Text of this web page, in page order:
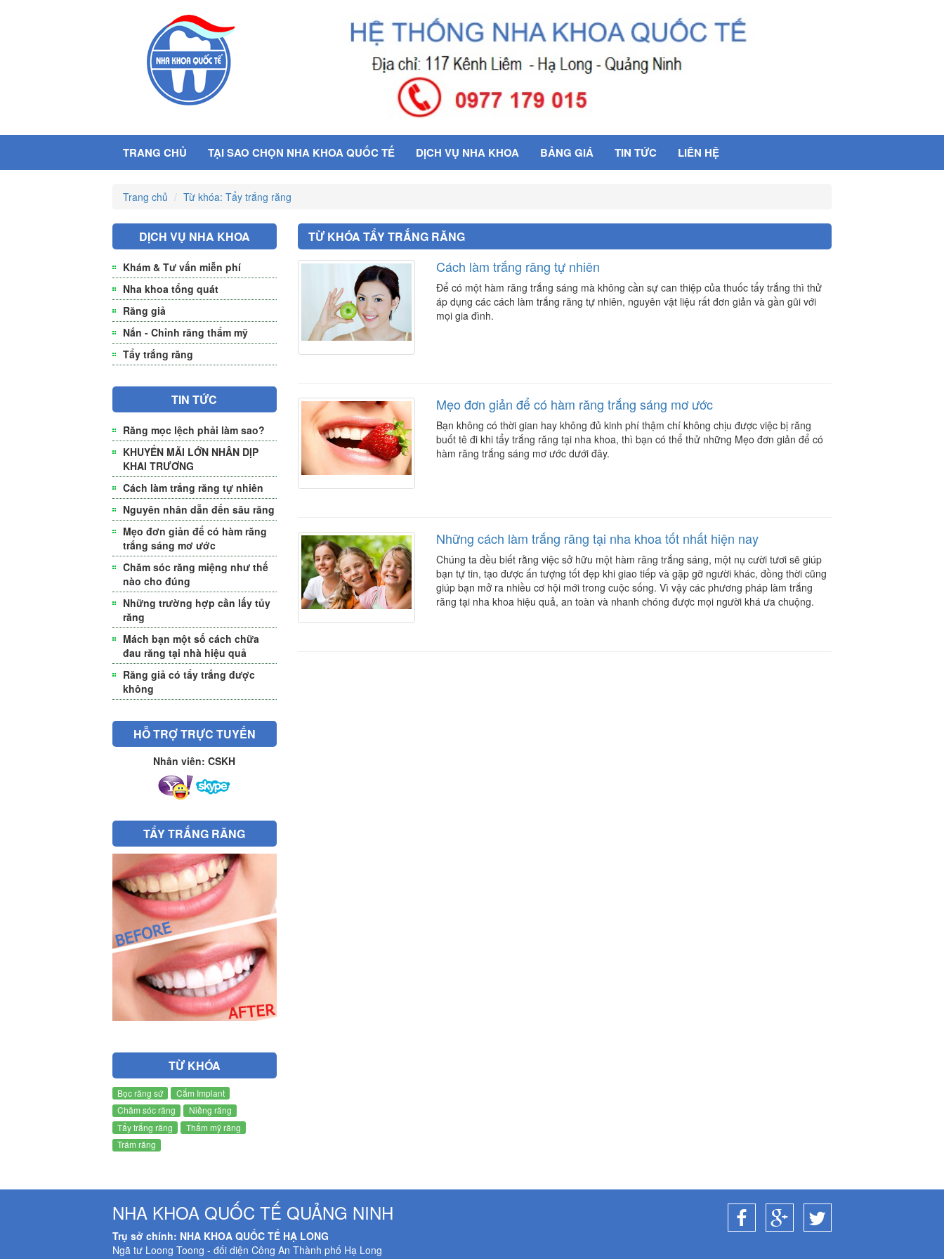
TRANG CHỦ TẠI SAO CHỌN NHA KHOA QUỐC TẾ DỊCH VỤ NHA KHOA BẢNG GIÁ TIN TỨC LIÊN HỆ
Trang chủ Từ khóa: Tẩy trắng răng
DỊCH VỤ NHA KHOA
Khám & Tư vấn miễn phí
Nha khoa tổng quát
Răng giả
Nắn - Chỉnh răng thẩm mỹ
Tẩy trắng răng
TIN TỨC
Răng mọc lệch phải làm sao?
KHUYẾN MÃI LỚN NHÂN DỊP
KHAI TRƯƠNG
Cách làm trắng răng tự nhiên
Nguyên nhân dẫn đến sâu răng
Mẹo đơn giản để có hàm răng
trắng sáng mơ ước
Chăm sóc răng miệng như thế
nào cho đúng
Những trường hợp cần lấy tủy
răng
Mách bạn một số cách chữa
đau răng tại nhà hiệu quả
Răng giả có tẩy trắng được
không
HỖ TRỢ TRỰC TUYẾN
Nhân viên: CSKH
TẨY TRẮNG RĂNG
TỪ KHÓA
Bọc răng sứ
Cắm Implant
Chăm sóc răng
Niềng răng
Tẩy trắng răng
Thẩm mỹ răng
Trám răng
TỪ KHÓA TẨY TRẮNG RĂNG
Cách làm trắng răng tự nhiên
Để có một hàm răng trắng sáng mà không cần sự can thiệp của thuốc tẩy trắng thì thử
áp dụng các cách làm trắng răng tự nhiên, nguyên vật liệu rất đơn giản và gần gũi với
mọi gia đình.
Mẹo đơn giản để có hàm răng trắng sáng mơ ước
Bạn không có thời gian hay không đủ kinh phí thậm chí không chịu được việc bị răng
buốt tê đi khi tẩy trắng răng tại nha khoa, thì bạn có thể thử những Mẹo đơn giản để có
hàm răng trắng sáng mơ ước dưới đây.
Những cách làm trắng răng tại nha khoa tốt nhất hiện nay
Chúng ta đều biết rằng việc sở hữu một hàm răng trắng sáng, một nụ cười tươi sẽ giúp
bạn tự tin, tạo được ấn tượng tốt đẹp khi giao tiếp và gặp gỡ người khác, đồng thời cũng
giúp bạn mở ra nhiều cơ hội mới trong cuộc sống. Vì vậy các phương pháp làm trắng
răng tại nha khoa hiệu quả, an toàn và nhanh chóng được mọi người khá ưa chuộng.
NHA KHOA QUỐC TẾ QUẢNG NINH
Trụ sở chính: NHA KHOA QUỐC TẾ HẠ LONG
Ngã tư Loong Toong - đối diện Công An Thành phố Hạ Long